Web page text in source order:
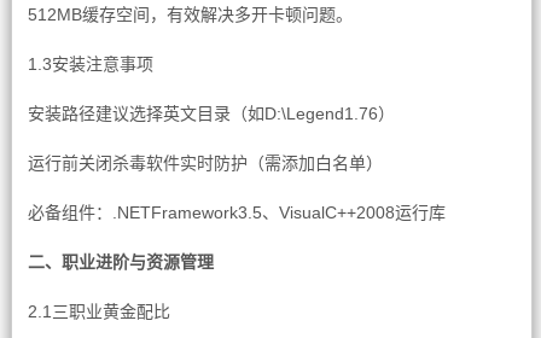
512MB缓存空间，有效解决多开卡顿问题。
1.3安装注意事项
安装路径建议选择英文目录（如D:\Legend1.76）
运行前关闭杀毒软件实时防护（需添加白名单）
必备组件：.NETFramework3.5、VisualC++2008运行库
二、职业进阶与资源管理
2.1三职业黄金配比